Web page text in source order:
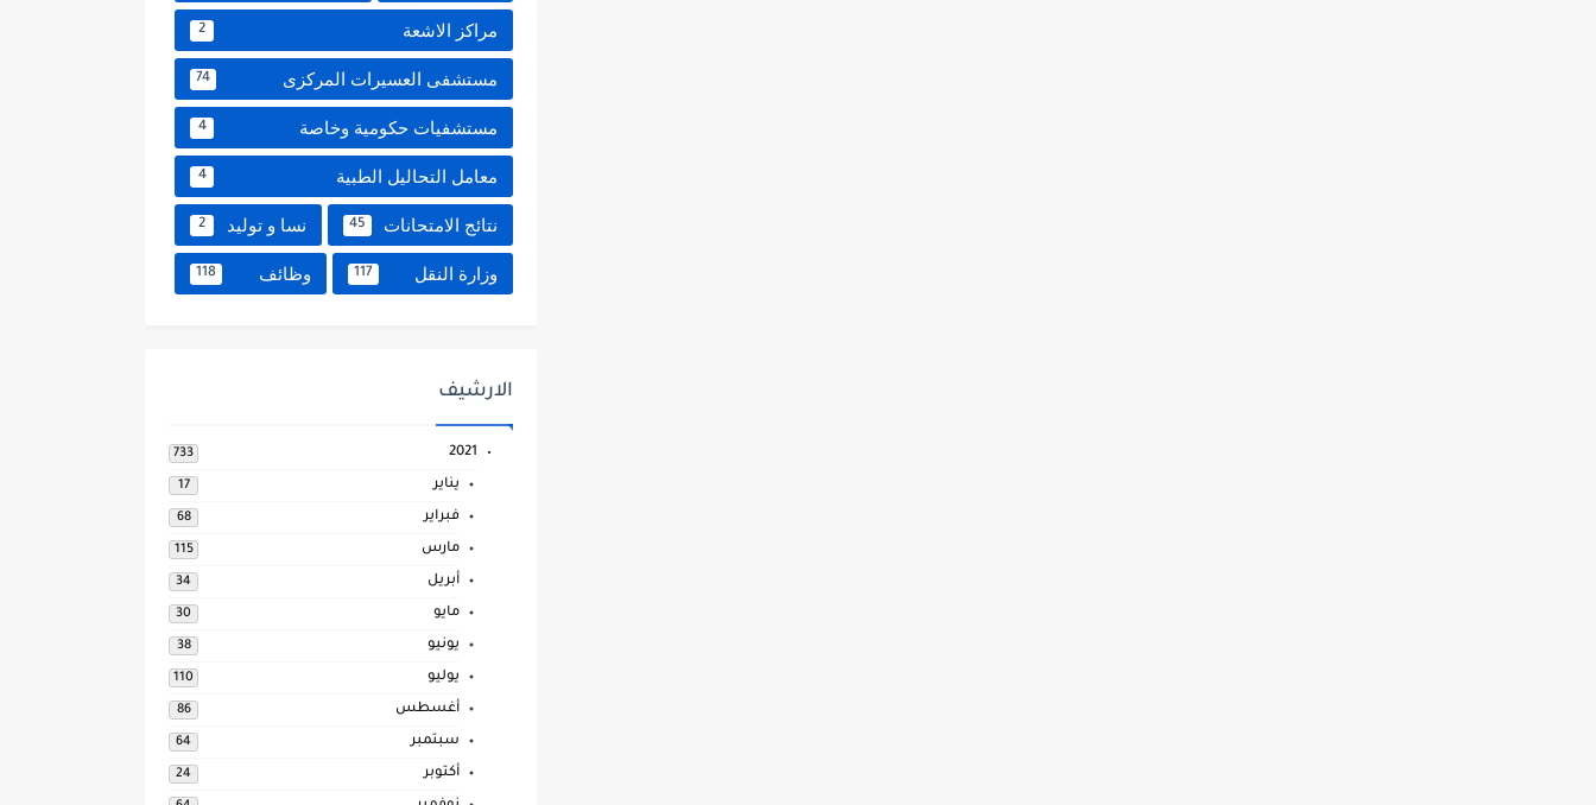
مراكز الاشعة 2
مستشفى العسيرات المركزى 74
مستشفيات حكومية وخاصة 4
معامل التحاليل الطبية 4
نتائج الامتحانات 45 نسا و توليد 2
وزارة النقل 117 وظائف 118
الارشيف
2021
733
يناير 17
فبراير 68
مارس 115
أبريل 34
مايو 30
يونيو 38
يوليو 110
أغسطس 86
سبتمبر 64
أكتوبر 24